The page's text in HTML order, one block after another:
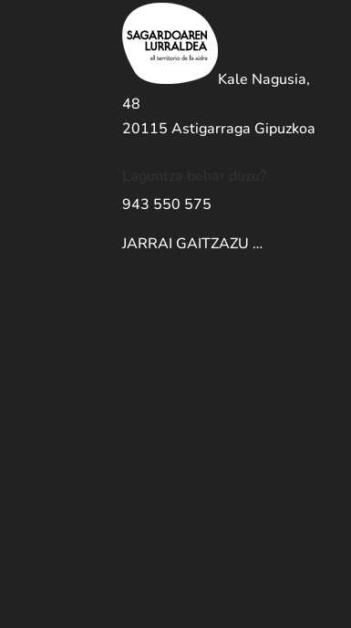
Kale Nagusia,
48
20115 Astigarraga Gipuzkoa
943 550 575
JARRAI GAITZAZU …